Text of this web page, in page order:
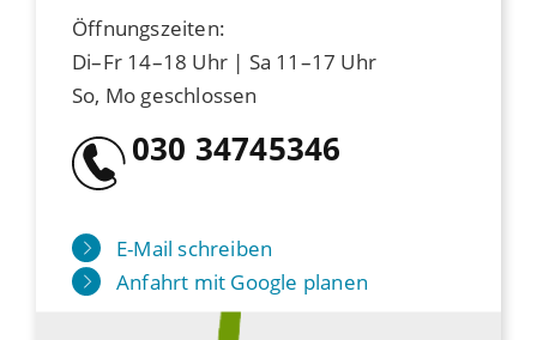
Öffnungszeiten:
Di–Fr 14–18 Uhr | Sa 11–17 Uhr
So, Mo geschlossen
030 34745346
E-Mail schreiben
Anfahrt mit Google planen